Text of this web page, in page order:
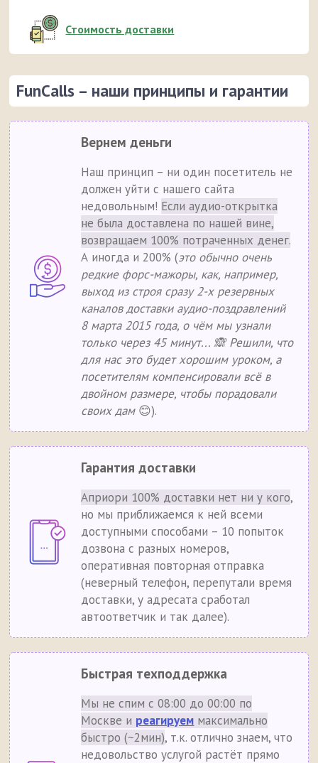
Стоимость доставки
FunCalls – наши принципы и гарантии
Вернем деньги
Наш принцип – ни один посетитель не
должен уйти с нашего сайта
недовольным! Если аудио-открытка
не была доставлена по нашей вине,
возвращаем 100% потраченных денег.
А иногда и 200% (это обычно очень
редкие форс-мажоры, как, например,
выход из строя сразу 2-х резервных
каналов доставки аудио-поздравлений
8 марта 2015 года, о чём мы узнали
только через 45 минут... 🙈 Решили, что
для нас это будет хорошим уроком, а
посетителям компенсировали всё в
двойном размере, чтобы порадовали
своих дам😊).
Гарантия доставки
Априори 100% доставки нет ни у кого,
но мы приближаемся к ней всеми
доступными способами – 10 попыток
дозвона с разных номеров,
оперативная повторная отправка
(неверный телефон, перепутали время
доставки, у адресата сработал
автоответчик и так далее).
Быстрая техподдержка
Мы не спим с 08:00 до 00:00 по
Москве и реагируем максимально
быстро (~2мин), т.к. отлично знаем, что
недовольство услугой растёт прямо